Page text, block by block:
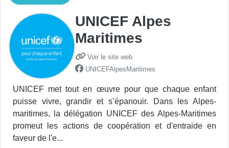
UNICEF Alpes
Maritimes
Voir le site web
UNICEFAlpesMaritimes
UNICEF met tout en œuvre pour que chaque enfant
puisse vivre, grandir et s’épanouir. Dans les Alpes-
maritimes, la délégation UNICEF des Alpes-Maritimes
promeut les actions de coopération et d'entraide en
faveur de l'e...